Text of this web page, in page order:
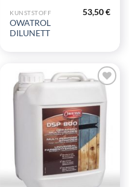
KUNSTSTOFF
OWATROL
DILUNETT
53,50€
Zu
Wunschliste
hinzufügen